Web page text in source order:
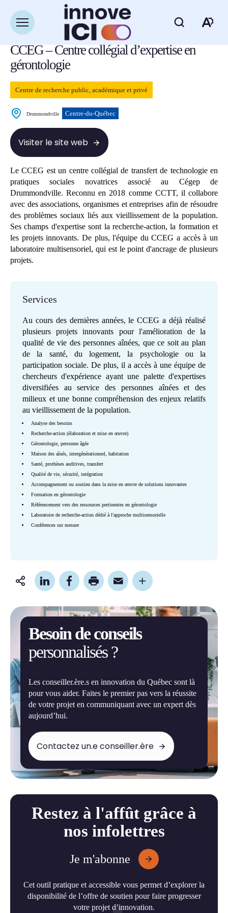
Ouvrir
la
du
site
Retour à la liste des ressources
CCEG – Centre collégial d’expertise en
gérontologie
Centre de recherche public, académique et privé
Drummondville Centre-du-Québec
Visiter le site web
Le CCEG est un centre collégial de transfert de technologie en
pratiques sociales novatrices associé au Cégep de
Drummondville. Reconnu en 2018 comme CCTT, il collabore
avec des associations, organismes et entreprises afin de résoudre
des problèmes sociaux liés aux vieillissement de la population.
Ses champs d'expertise sont la recherche-action, la formation et
les projets innovants. De plus, l'équipe du CCEG a accès à un
laboratoire multisensoriel, qui est le point d'ancrage de plusieurs
projets.
Services
Au cours des dernières années, le CCEG a déjà réalisé
plusieurs projets innovants pour l'amélioration de la
qualité de vie des personnes aînées, que ce soit au plan
de la santé, du logement, la psychologie ou la
participation sociale. De plus, il a accès à une équipe de
chercheurs d'expérience ayant une palette d'expertises
diversifiées au service des personnes aînées et des
milieux et une bonne compréhension des enjeux relatifs
au vieillissement de la population.
Analyse des besoins
Recherche-action (élaboration et mise en œuvre)
Gérontologie, personne âgée
Maison des aînés, intergénérationnel, habitation
Santé, prothèses auditives, transfert
Qualité de vie, sécurité, intégration
Accompagnement ou soutien dans la mise en œuvre de solutions innovantes
Formation en gérontologie
Référencement vers des ressources pertinentes en gérontologie
Laboratoire de recherche-action dédié à l'approche multisensorielle
Conférences sur mesure
Partager
page
Besoin de conseils
personnalisés ?
Les conseiller.ère.s en innovation du Québec sont là
pour vous aider. Faites le premier pas vers la réussite
de votre projet en communiquant avec un expert dès
aujourd’hui.
Contactez un.e conseiller.ère
Restez à l'affût grâce à
nos infolettres
Je m'abonne
Cet outil pratique et accessible vous permet d’explorer la
disponibilité de l’offre de soutien pour faire progresser
votre projet d’innovation.